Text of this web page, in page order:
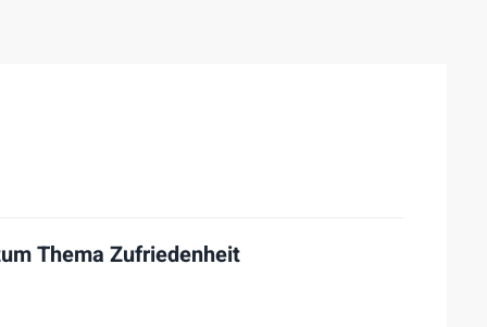
Thema Zufriedenheit